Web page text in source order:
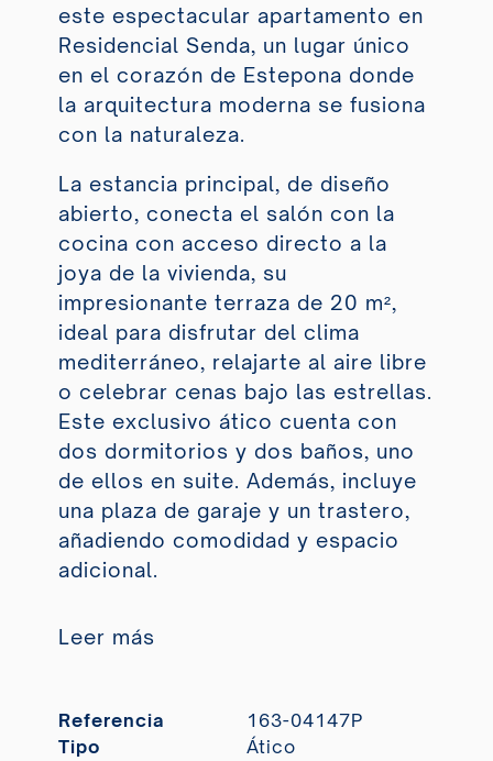
este espectacular apartamento en
Residencial Senda, un lugar único
en el corazón de Estepona donde
la arquitectura moderna se fusiona
con la naturaleza.
La estancia principal, de diseño
abierto, conecta el salón con la
cocina con acceso directo a la
joya de la vivienda, su
impresionante terraza de 20 m²,
ideal para disfrutar del clima
mediterráneo, relajarte al aire libre
o celebrar cenas bajo las estrellas.
Este exclusivo ático cuenta con
dos dormitorios y dos baños, uno
de ellos en suite. Además, incluye
una plaza de garaje y un trastero,
añadiendo comodidad y espacio
adicional.
Leer más
Referencia
163-04147P
Tipo
Ático